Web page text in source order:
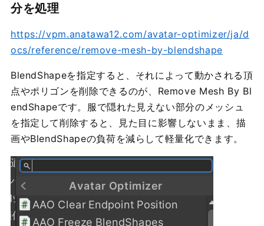
分を処理
https://vpm.anatawa12.com/avatar-optimizer/ja/d
ocs/reference/remove-mesh-by-blendshape
BlendShapeを指定すると、それによって動かされる頂
点やポリゴンを削除できるのが、Remove Mesh By Bl
endShapeです。服で隠れた見えない部分のメッシュ
を指定して削除すると、見た目に影響しないまま、描
画やBlendShapeの負荷を減らして軽量化できます。